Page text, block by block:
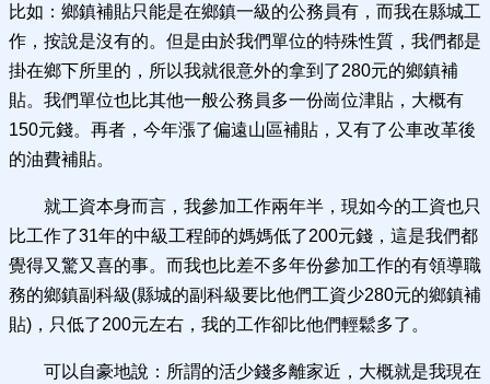
比如：鄉鎮補貼只能是在鄉鎮一級的公務員有，而我在縣城工
作，按說是沒有的。但是由於我們單位的特殊性質，我們都是
掛在鄉下所里的，所以我就很意外的拿到了280元的鄉鎮補
貼。我們單位也比其他一般公務員多一份崗位津貼，大概有
150元錢。再者，今年漲了偏遠山區補貼，又有了公車改革後
的油費補貼。
就工資本身而言，我參加工作兩年半，現如今的工資也只
比工作了31年的中級工程師的媽媽低了200元錢，這是我們都
覺得又驚又喜的事。而我也比差不多年份參加工作的有領導職
務的鄉鎮副科級(縣城的副科級要比他們工資少280元的鄉鎮補
貼)，只低了200元左右，我的工作卻比他們輕鬆多了。
可以自豪地說：所謂的活少錢多離家近，大概就是我現在